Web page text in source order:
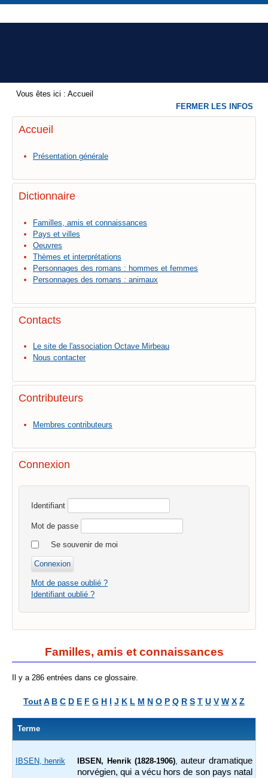
Vous êtes ici : Accueil
Accueil
Présentation générale
Dictionnaire
Familles, amis et connaissances
Pays et villes
Oeuvres
Thèmes et interprétations
Personnages des romans : hommes et femmes
Personnages des romans : animaux
Contacts
Le site de l'association Octave Mirbeau
Nous contacter
Contributeurs
Membres contributeurs
Connexion
Identifiant
Mot de passe
Se souvenir de moi
Mot de passe oublié ?
Identifiant oublié ?
Familles, amis et connaissances
Il y a 286 entrées dans ce glossaire.
ToutA B C D E F G H I J K L M N O P Q R S T U V W X Z
Terme
IBSEN, henrik IBSEN, Henrik (1828-1906),auteur dramatique
norvégien, qui a vécu hors de son pays natal
FERMER LES INFOS